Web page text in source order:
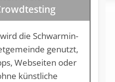
die Schwarm­in­
genutzt,
Web­sei­ten oder
künstli­che